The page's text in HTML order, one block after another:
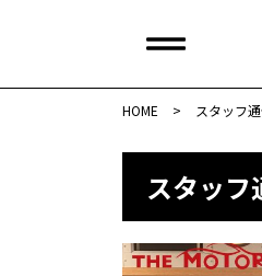
HOME > スタッフ
スタッフ